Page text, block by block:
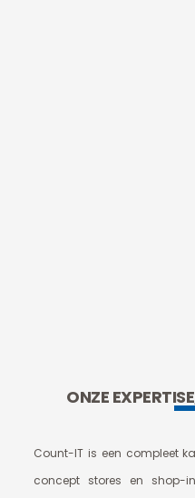
ONZE
Count-IT is een compleet
concept stores en shop-